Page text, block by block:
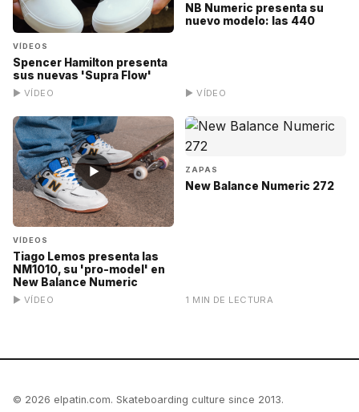
VÍDEOS
Spencer Hamilton presenta
sus nuevas 'Supra Flow'
▶ VÍDEO
NB Numeric presenta su
nuevo modelo: las 440
▶ VÍDEO
▶
VÍDEOS
Tiago Lemos presenta las
NM1010, su 'pro-model' en
New Balance Numeric
▶ VÍDEO
ZAPAS
New Balance Numeric 272
1 MIN DE LECTURA
© 2026 elpatin.com. Skateboarding culture since 2013.